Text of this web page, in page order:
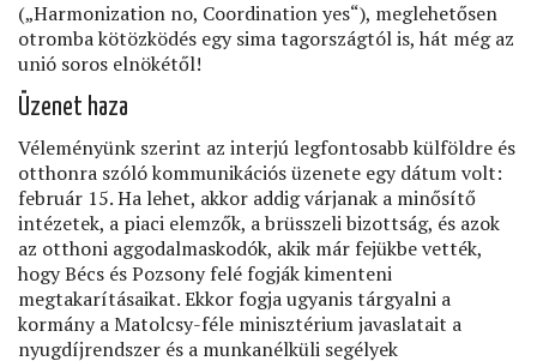
(„Harmonization no, Coordination yes“), meglehetősen
otromba kötözködés egy sima tagországtól is, hát még az
unió soros elnökétől!
Üzenet haza
Véleményünk szerint az interjú legfontosabb külföldre és
otthonra szóló kommunikációs üzenete egy dátum volt:
február 15. Ha lehet, akkor addig várjanak a minősítő
intézetek, a piaci elemzők, a brüsszeli bizottság, és azok
az otthoni aggodalmaskodók, akik már fejükbe vették,
hogy Bécs és Pozsony felé fogják kimenteni
megtakarításaikat. Ekkor fogja ugyanis tárgyalni a
kormány a Matolcsy-féle minisztérium javaslatait a
nyugdíjrendszer és a munkanélküli segélyek